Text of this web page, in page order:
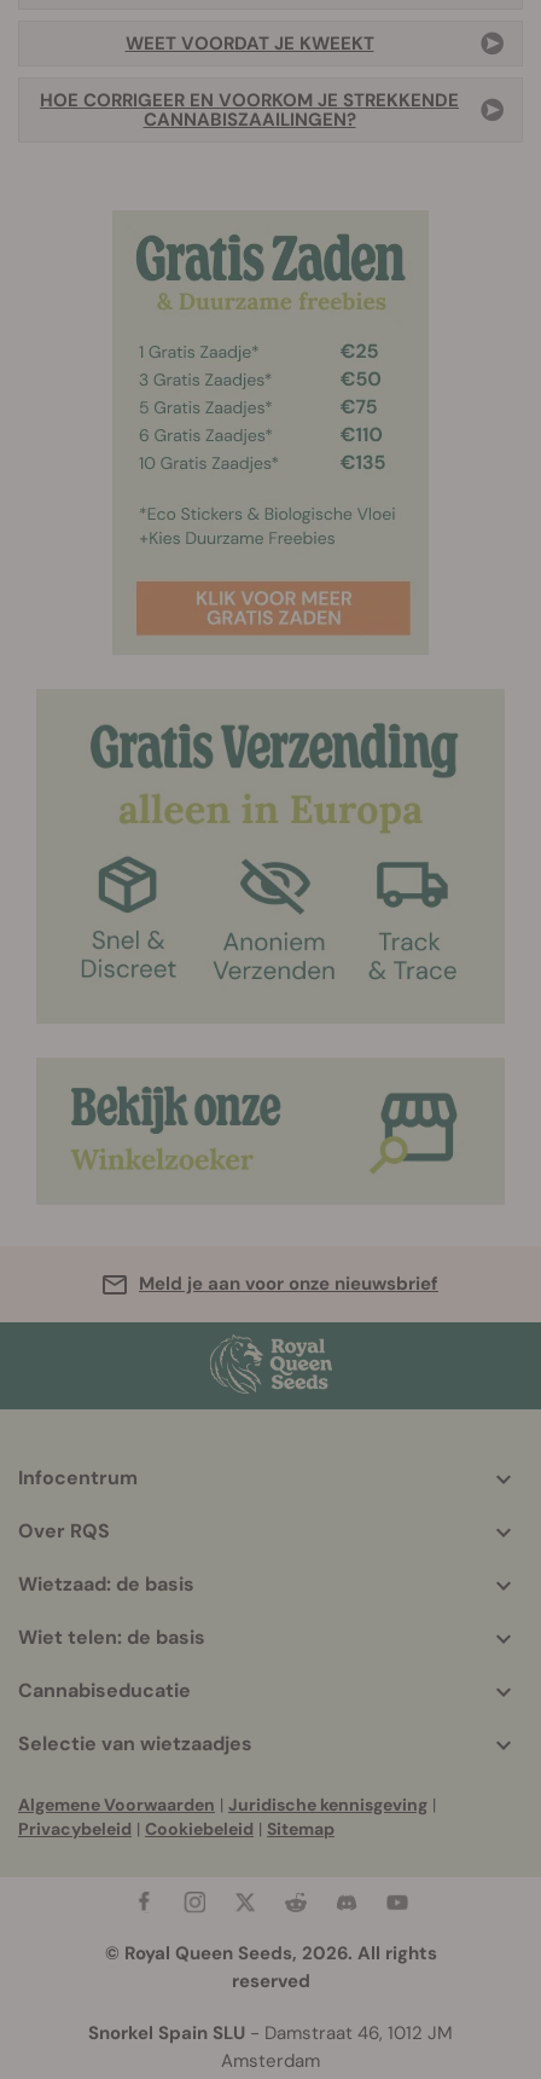
WEET VOORDAT JE KWEEKT
HOE CORRIGEER EN VOORKOM JE STREKKENDE
CANNABISZAAILINGEN?
Meld je aan voor onze nieuwsbrief
info
Infocentrum
Over RQS
Wietzaad: de basis
Wiet telen: de basis
Cannabiseducatie
Selectie van wietzaadjes
Algemene Voorwaarden | Juridische kennisgeving |
Privacybeleid | Cookiebeleid | Sitemap
© Royal Queen Seeds, 2026. All rights
reserved
Snorkel Spain SLU - Damstraat 46, 1012 JM
Amsterdam